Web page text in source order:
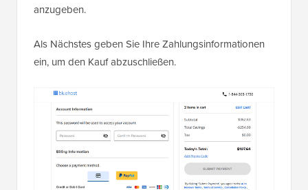
anzugeben.
Als Nächstes geben Sie Ihre Zahlungsinformationen
ein, um den Kauf abzuschließen.